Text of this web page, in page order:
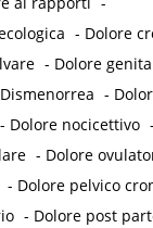
- Dolore
- Dolore
-
- Dolore nocicettivo -
- Dolore
- Dolore pelvico
- Dolore post